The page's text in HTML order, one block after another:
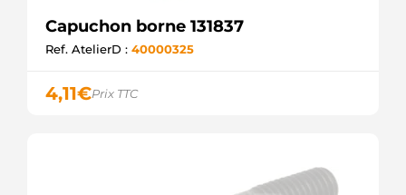
Capuchon borne 131837
Ref. AtelierD : 40000325
4,11€Prix TTC